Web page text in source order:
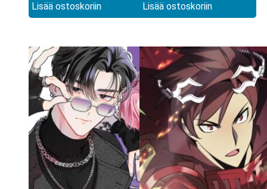
Lisää ostoskoriin
Lisää ostoskoriin